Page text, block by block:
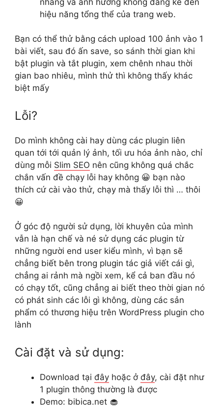
hiệu năng tổng thể của trang web.
Bạn có thể thử bằng cách upload 100 ảnh vào 1
bài viết, sau đó ấn save, so sánh thời gian khi
bật plugin và tắt plugin, xem chênh nhau thời
gian bao nhiêu, mình thử thì không thấy khác
biệt mấy
Lỗi?
Do mình không cài hay dùng các plugin liên
quan tới tới quản lý ảnh, tối ưu hóa ảnh nào, chỉ
dùng mỗi Slim SEO nên cũng không quá chắc
chắn vấn đề chạy lỗi hay không 😀 bạn nào
thích cứ cài vào thử, chạy mà thấy lỗi thì … thôi
😀
Ở góc độ người sử dụng, lời khuyên của mình
vẫn là hạn chế và né sử dụng các plugin từ
những người end user kiểu mình, vì bạn sẽ
chẳng biết bên trong plugin tác giả viết cái gì,
chẳng ai rảnh mà ngồi xem, kể cả ban đầu nó
có chạy tốt, cũng chẳng ai biết theo thời gian nó
có phát sinh các lỗi gì không, dùng các sản
phẩm có thương hiệu trên WordPress plugin cho
lành
Cài đặt và sử dụng:
Download tại đây hoặc ở đây, cài đặt như
1 plugin thông thường là được
Demo: bibica.net 🧁